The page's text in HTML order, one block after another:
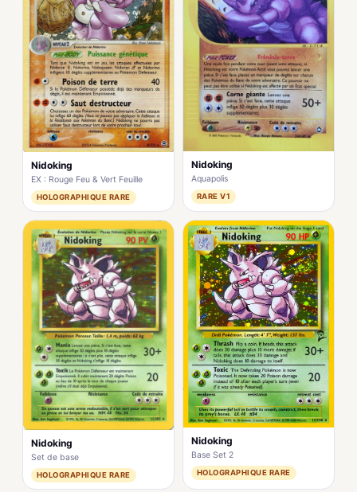
Nidoking
EX : Rouge Feu & Vert Feuille
HOLOGRAPHIQUE RARE
Nidoking
Aquapolis
RARE V1
Nidoking
Set de base
HOLOGRAPHIQUE RARE
Nidoking
Base Set 2
HOLOGRAPHIQUE RARE